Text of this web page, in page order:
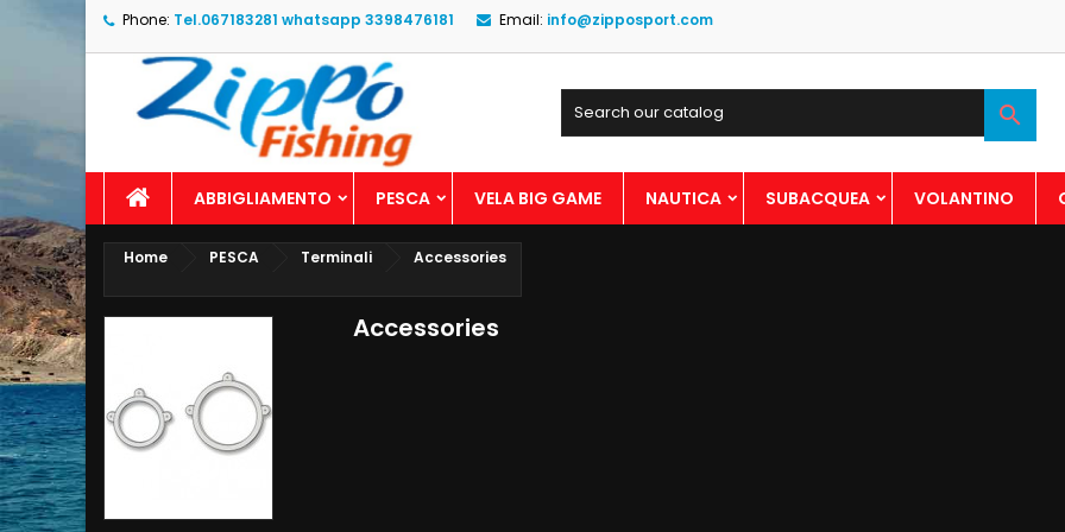
Phone: Tel.067183281 whatsapp 3398476181 Email: info@zipposport.com

ABBIGLIAMENTO PESCA VELA BIG GAME NAUTICA SUBACQUEA VOLANTINO
Home PESCA Terminali Accessories
Accessories